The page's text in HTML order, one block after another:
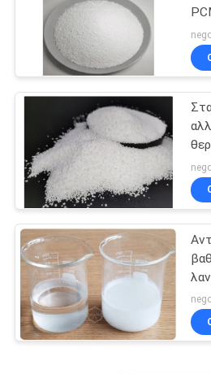
Κρύα
Αγκαλιάστε
στοργικά τα
κατοικίδια
μαξιλαριών
θερμότητας